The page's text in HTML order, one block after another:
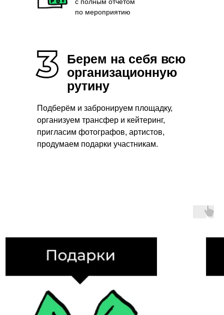
по мероприятию
Берем на себя всю
организационную
рутину
Подберём и забронируем площадку,
организуем трансфер и кейтеринг,
пригласим фотографов, артистов,
продумаем подарки участникам.